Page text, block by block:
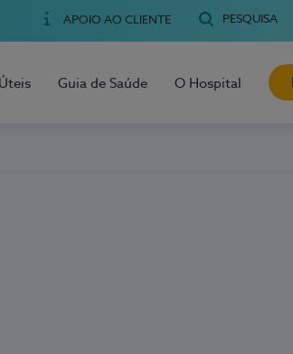
APOIO AO CLIENTE PESQUISA
Guia de Saúde O Hospital